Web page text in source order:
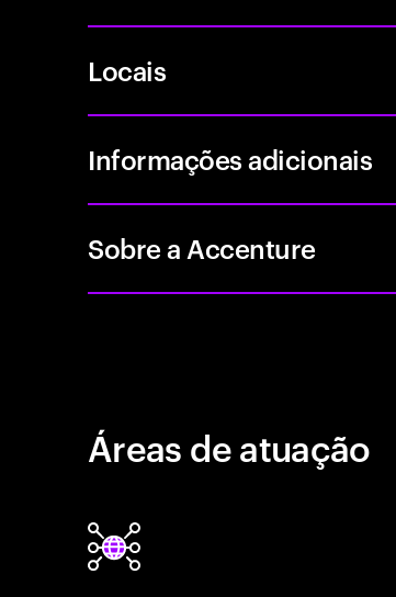
Locais
Informações adicionais
Sobre a Accenture
Áreas de atuação